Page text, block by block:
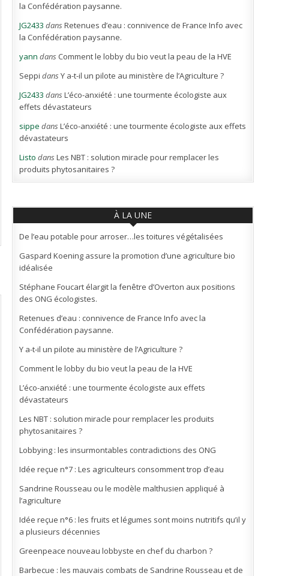
la Confédération paysanne.
JG2433 dansRetenues d’eau : connivence de France Info avec
la Confédération paysanne.
yann dans Comment le lobby du bio veut la peau de la HVE
Seppi dansY a-t-il un pilote au ministère de l’Agriculture ?
JG2433 dansL’éco-anxiété : une tourmente écologiste aux
effets dévastateurs
sippe dansL’éco-anxiété : une tourmente écologiste aux effets
dévastateurs
Listo dansLes NBT : solution miracle pour remplacer les
produits phytosanitaires ?
À LA UNE
De l’eau potable pour arroser…les toitures végétalisées
Gaspard Koening assure la promotion d’une agriculture bio
idéalisée
Stéphane Foucart élargit la fenêtre d’Overton aux positions
des ONG écologistes.
Retenues d’eau : connivence de France Info avec la
Confédération paysanne.
Y a-t-il un pilote au ministère de l’Agriculture ?
Comment le lobby du bio veut la peau de la HVE
L’éco-anxiété : une tourmente écologiste aux effets
dévastateurs
Les NBT : solution miracle pour remplacer les produits
phytosanitaires ?
Lobbying : les insurmontables contradictions des ONG
Idée reçue n°7 : Les agriculteurs consomment trop d’eau
Sandrine Rousseau ou le modèle malthusien appliqué à
l’agriculture
Idée reçue n°6 : les fruits et légumes sont moins nutritifs qu’il y
a plusieurs décennies
Greenpeace nouveau lobbyste en chef du charbon ?
Barbecue : les mauvais combats de Sandrine Rousseau et de